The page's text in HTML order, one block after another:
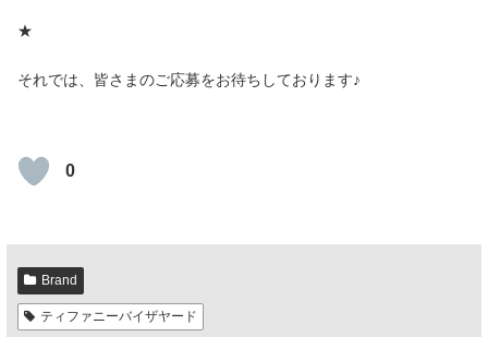
★
それでは、皆さまのご応募をお待ちしております♪
0
Brand
ティファニーバイザヤード